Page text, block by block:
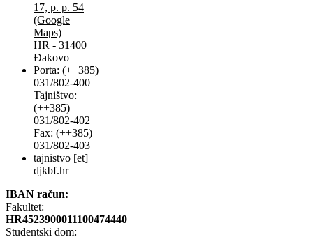
17, p. p. 54
(Google
Maps)
HR - 31400
Đakovo
Porta: (++385)
031/802-400
Tajništvo:
(++385)
031/802-402
Fax: (++385)
031/802-403
tajnistvo [et]
djkbf.hr
IBAN račun:
Fakultet:
HR4523900011100474440
Studentski dom: